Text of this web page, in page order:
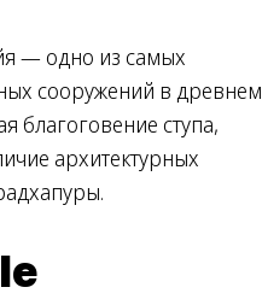
— одно из самых
сооружений в древнем
ступа,
архитектурных